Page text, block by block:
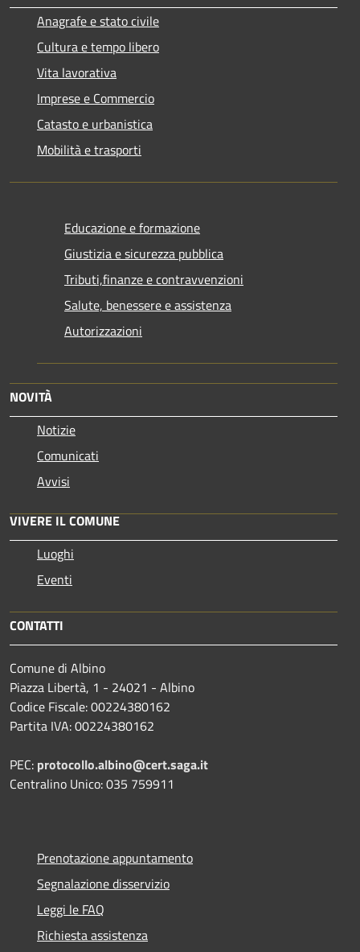
Anagrafe e stato civile
Cultura e tempo libero
Vita lavorativa
Imprese e Commercio
Catasto e urbanistica
Mobilità e trasporti
Educazione e formazione
Giustizia e sicurezza pubblica
Tributi,finanze e contravvenzioni
Salute, benessere e assistenza
Autorizzazioni
NOVITÀ
Notizie
Comunicati
Avvisi
VIVERE IL COMUNE
Luoghi
Eventi
CONTATTI
Comune di Albino
Piazza Libertà, 1 - 24021 - Albino
Codice Fiscale: 00224380162
Partita IVA: 00224380162
PEC: protocollo.albino@cert.saga.it
Centralino Unico: 035 759911
Prenotazione appuntamento
Segnalazione disservizio
Leggi le FAQ
Richiesta assistenza